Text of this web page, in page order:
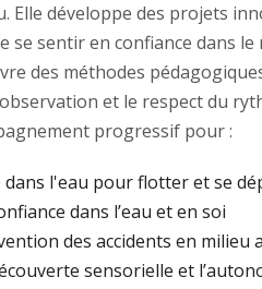
Elle développe des projets
se sentir en confiance dans le
des méthodes
et le respect du
progressif pour :
dans l'eau pour flotter et se
dans l’eau et en soi
des accidents en milieu
sensorielle et